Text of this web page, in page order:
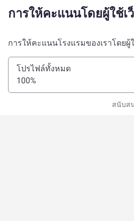
การให้คะแนนโดยผู้ใช้เ
การให้คะแนนโรงแรมของเราโดยผู้
โปรไฟล์ทั้งหมด
100%
สนับส